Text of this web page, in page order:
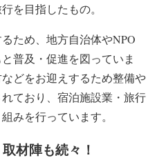
を目指したもの。
ため、地方自治体やNPO
普及・促進を図っていま
どをお迎えするため整備や
ており、宿泊施設業・旅行
みを行っています。
材陣も続々！